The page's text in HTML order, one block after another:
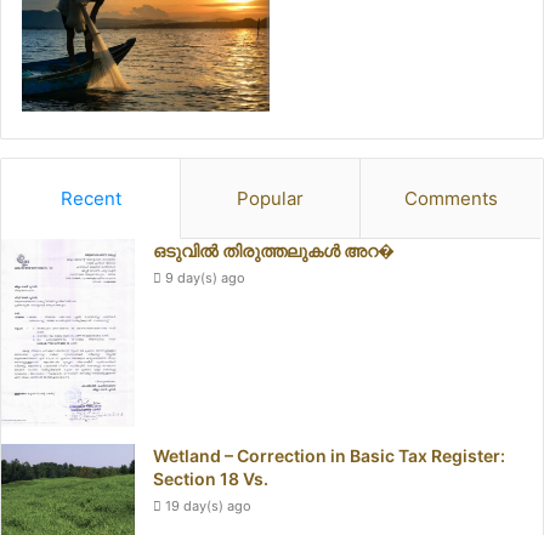
Recent Popular Comments
ഒടുവിൽ തിരുത്തലുകൾ അറ�
9 day(s) ago
Wetland – Correction in Basic Tax Register:
Section 18 Vs.
19 day(s) ago